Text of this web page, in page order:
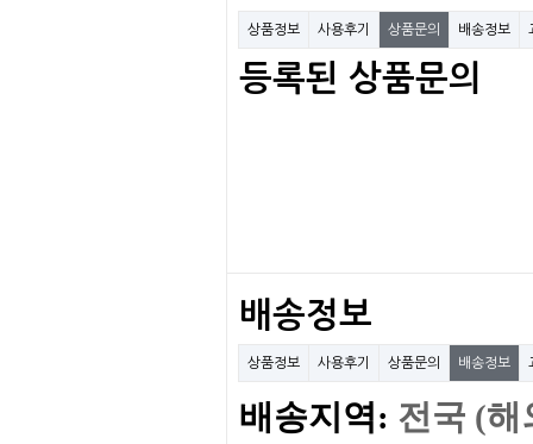
상품정보 사용후기 상품문의 배송정보
등록된 상품문의
배송정보
상품정보 사용후기 상품문의 배송정보
배송지역: 전국 (